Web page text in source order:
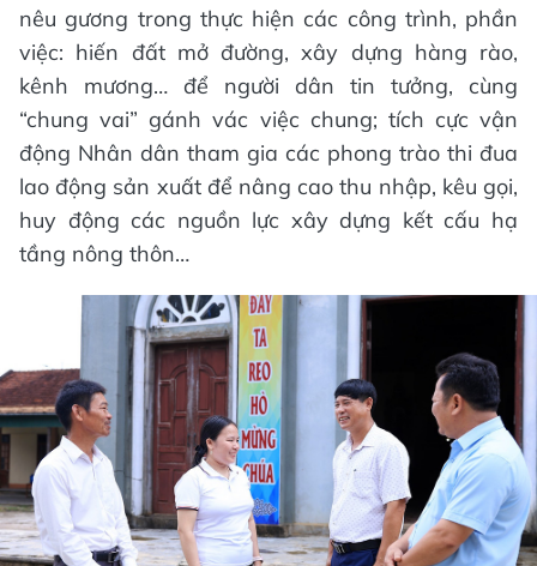
nêu gương trong thực hiện các công trình, phần
việc: hiến đất mở đường, xây dựng hàng rào,
kênh mương… để người dân tin tưởng, cùng
“chung vai” gánh vác việc chung; tích cực vận
động Nhân dân tham gia các phong trào thi đua
lao động sản xuất để nâng cao thu nhập, kêu gọi,
huy động các nguồn lực xây dựng kết cấu hạ
tầng nông thôn…